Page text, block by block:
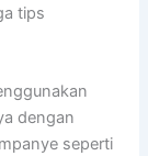
tips
dengan
seperti